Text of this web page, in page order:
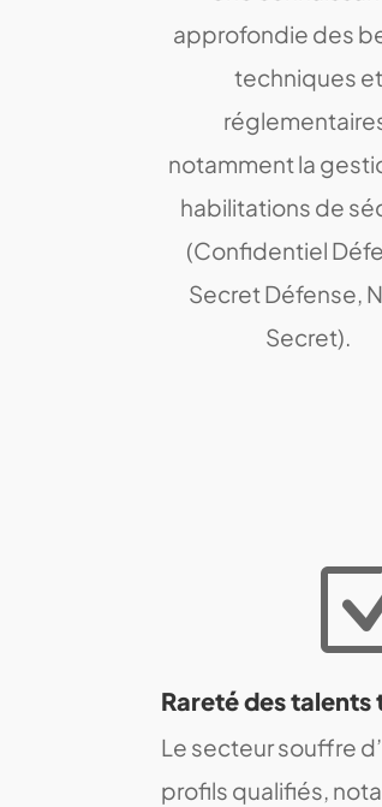
approfondie des
techniques et
notamment la
habilitations de
(Confidentiel
Secret Défense,
Secret).
Rareté des talents
Le secteur souffre
profils qualifiés,